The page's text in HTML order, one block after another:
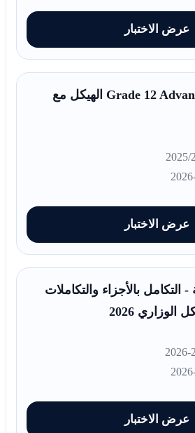
عرض الاختبار
Grade 12 Advanced Mathematics الهيكل مع
عرض الاختبار
التكامل بالأجزاء والتكاملات
2026
عرض الاختبار